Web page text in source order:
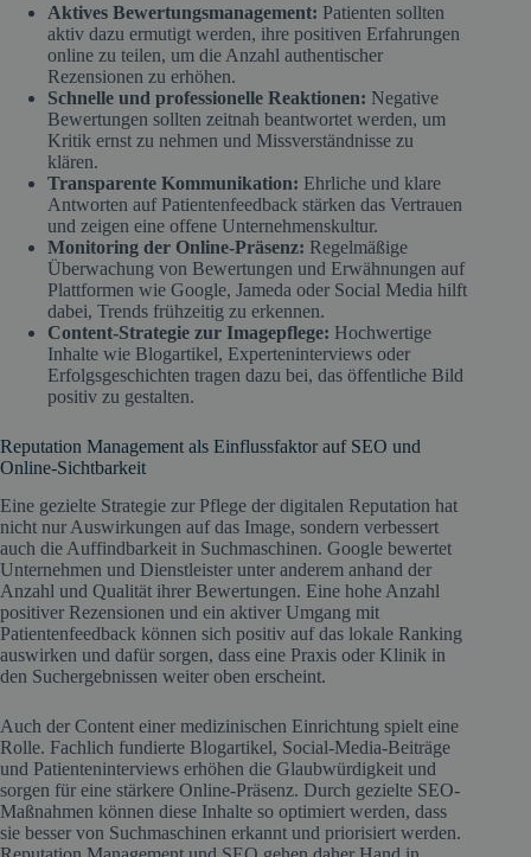
Aktives Bewertungsmanagement: Patienten sollten
aktiv dazu ermutigt werden, ihre positiven Erfahrungen
online zu teilen, um die Anzahl authentischer
Rezensionen zu erhöhen.
Schnelle und professionelle Reaktionen: Negative
Bewertungen sollten zeitnah beantwortet werden, um
Kritik ernst zu nehmen und Missverständnisse zu
klären.
Transparente Kommunikation: Ehrliche und klare
Antworten auf Patientenfeedback stärken das Vertrauen
und zeigen eine offene Unternehmenskultur.
Monitoring der Online-Präsenz: Regelmäßige
Überwachung von Bewertungen und Erwähnungen auf
Plattformen wie Google, Jameda oder Social Media hilft
dabei, Trends frühzeitig zu erkennen.
Content-Strategie zur Imagepflege: Hochwertige
Inhalte wie Blogartikel, Experteninterviews oder
Erfolgsgeschichten tragen dazu bei, das öffentliche Bild
positiv zu gestalten.
Reputation Management als Einflussfaktor auf SEO und
Online-Sichtbarkeit
Eine gezielte Strategie zur Pflege der digitalen Reputation hat
nicht nur Auswirkungen auf das Image, sondern verbessert
auch die Auffindbarkeit in Suchmaschinen. Google bewertet
Unternehmen und Dienstleister unter anderem anhand der
Anzahl und Qualität ihrer Bewertungen. Eine hohe Anzahl
positiver Rezensionen und ein aktiver Umgang mit
Patientenfeedback können sich positiv auf das lokale Ranking
auswirken und dafür sorgen, dass eine Praxis oder Klinik in
den Suchergebnissen weiter oben erscheint.
Auch der Content einer medizinischen Einrichtung spielt eine
Rolle. Fachlich fundierte Blogartikel, Social-Media-Beiträge
und Patienteninterviews erhöhen die Glaubwürdigkeit und
sorgen für eine stärkere Online-Präsenz. Durch gezielte SEO-
Maßnahmen können diese Inhalte so optimiert werden, dass
sie besser von Suchmaschinen erkannt und priorisiert werden.